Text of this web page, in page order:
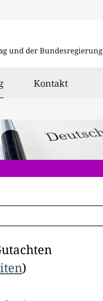
und der Bundesregierung
ausgewählt
Kontakt
)